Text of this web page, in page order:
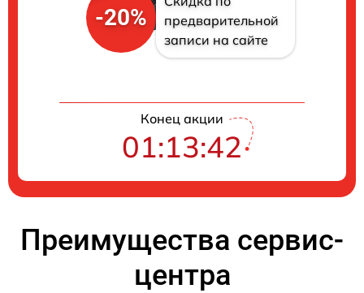
-20%
предварительной
записи на сайте
Конец акции
01:13:41
Преимущества сервис-
центра